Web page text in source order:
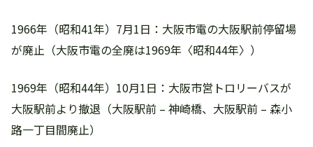
1966年（昭和41年）7月1日：大阪市電の大阪駅前停留場
が廃止（大阪市電の全廃は1969年〈昭和44年〉）
1969年（昭和44年）10月1日：大阪市営トロリーバスが
大阪駅前より撤退（大阪駅前 – 神崎橋、大阪駅前 – 森小
路一丁目間廃止）